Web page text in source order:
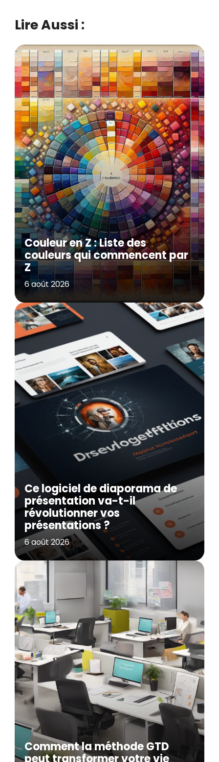
Lire Aussi :
Couleur en Z : Liste des
couleurs qui commencent par
Z
6 août 2026
Ce logiciel de diaporama de
présentation va-t-il
révolutionner vos
présentations ?
6 août 2026
Comment la méthode GTD
peut transformer votre vie